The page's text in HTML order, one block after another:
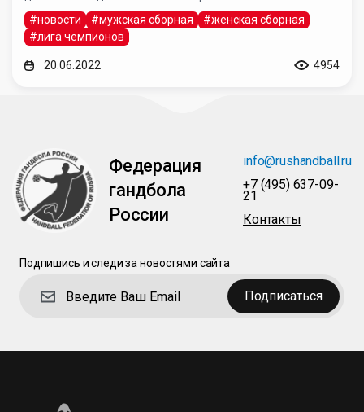
#новости #мужская сборная
#женская сборная
#лига чемпионов
20.06.2022 4954
Федерация
гандбола
России
info@rushandball.ru
+7 (495) 637-09-
21
Контакты
Подпишись и следи за новостями сайта
Подписаться